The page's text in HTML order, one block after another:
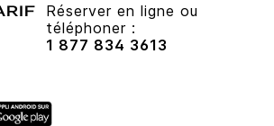
Réserver en ligne ou
téléphoner :
1 877 834 3613